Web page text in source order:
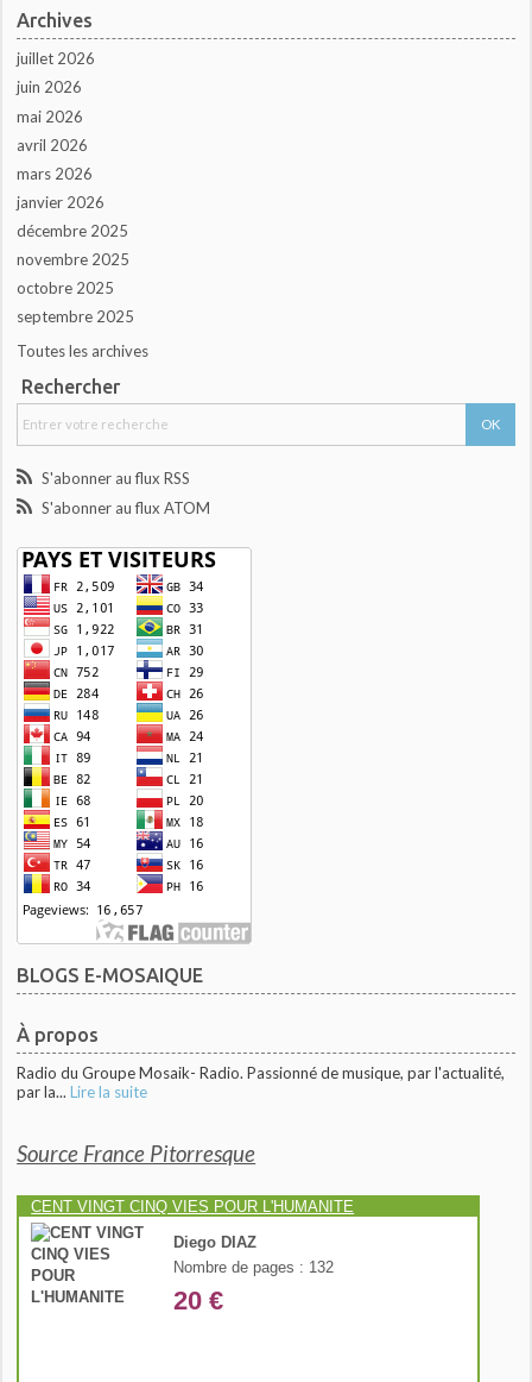
Archives
juillet 2026
juin 2026
mai 2026
avril 2026
mars 2026
janvier 2026
décembre 2025
novembre 2025
octobre 2025
septembre 2025
Toutes les archives
Rechercher
S'abonner au flux RSS
S'abonner au flux ATOM
BLOGS E-MOSAIQUE
À propos
Radio du Groupe Mosaik- Radio. Passionné de musique, par l'actualité,
par la... Lire la suite
Source France Pitorresque
CENT VINGT CINQ VIES POUR L'HUMANITE
Diego DIAZ
Nombre de pages : 132
20 €